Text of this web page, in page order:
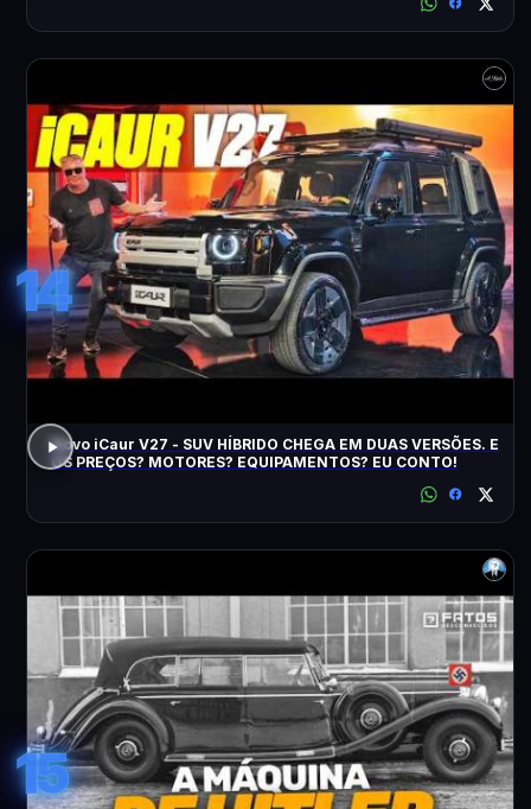
14
Novo iCaur V27 - SUV HÍBRIDO CHEGA EM DUAS VERSÕES. E
OS PREÇOS? MOTORES? EQUIPAMENTOS? EU CONTO!
15